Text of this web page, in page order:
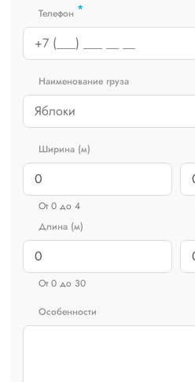
Телефон *
Наименование груза
Ширина (м)
От 0 до 4
Длина (м)
От 0 до 30
Особенности